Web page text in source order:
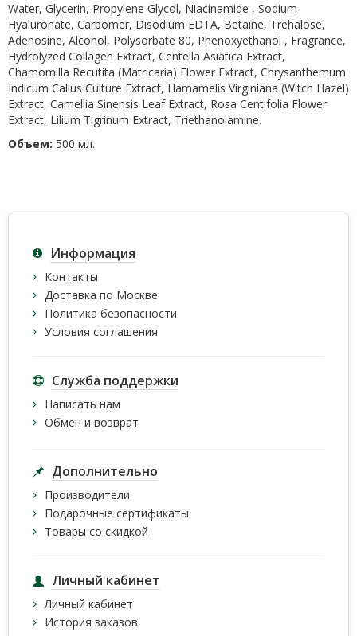
Water, Glycerin, Propylene Glycol, Niacinamide , Sodium
Hyaluronate, Carbomer, Disodium EDTA, Betaine, Trehalose,
Adenosine, Alcohol, Polysorbate 80, Phenoxyethanol , Fragrance,
Hydrolyzed Collagen Extract, Centella Asiatica Extract,
Chamomilla Recutita (Matricaria) Flower Extract, Chrysanthemum
Indicum Callus Culture Extract, Hamamelis Virginiana (Witch Hazel)
Extract, Camellia Sinensis Leaf Extract, Rosa Centifolia Flower
Extract, Lilium Tigrinum Extract, Triethanolamine.
Объем: 500 мл.
Информация
Контакты
Доставка по Москве
Политика безопасности
Условия соглашения
Служба поддержки
Написать нам
Обмен и возврат
Дополнительно
Производители
Подарочные сертификаты
Товары со скидкой
Личный кабинет
Личный кабинет
История заказов